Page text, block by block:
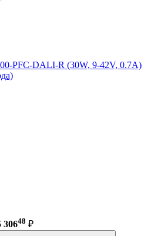
PFC-DALI-R (30W, 9-42V, 0.7A)
30648 ₽